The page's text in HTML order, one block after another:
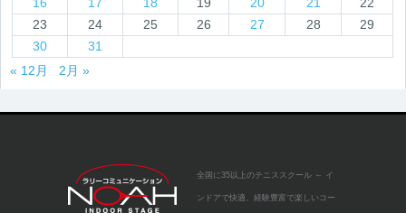
23
24 25 26 27 28
29
30
31
« 12月
2月 »
全国に35以上のテニススクール ～ イ
ンドアで快適、経験豊富で楽しいコー